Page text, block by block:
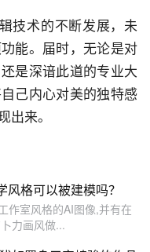
技术的不断发展，未
能。届时，无论是对
是深谙此道的专业大
己内心对美的独特感
出来。
格可以被建模吗？
作室风格的AI图像,并有在
力画风做...